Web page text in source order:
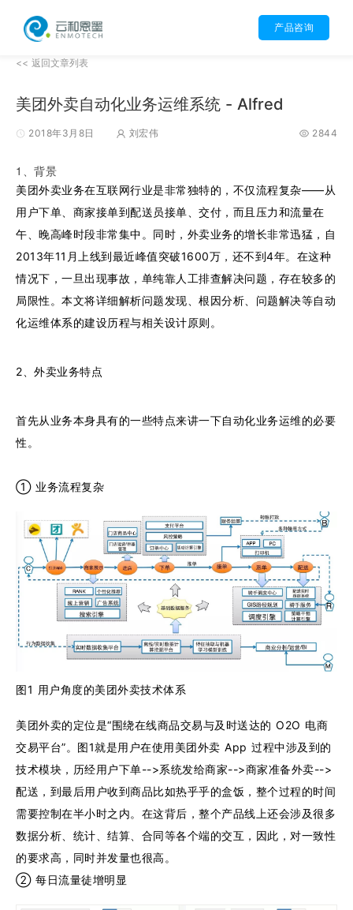
产品咨询
<< 返回文章列表
美团外卖自动化业务运维系统 - Alfred
2018年3月8日 刘宏伟 2844
1、背景
美团外卖业务在互联网行业是非常独特的，不仅流程复杂——从
用户下单、商家接单到配送员接单、交付，而且压力和流量在
午、晚高峰时段非常集中。同时，外卖业务的增长非常迅猛，自
2013年11月上线到最近峰值突破1600万，还不到4年。在这种
情况下，一旦出现事故，单纯靠人工排查解决问题，存在较多的
局限性。本文将详细解析问题发现、根因分析、问题解决等自动
化运维体系的建设历程与相关设计原则。
2、外卖业务特点
首先从业务本身具有的一些特点来讲一下自动化业务运维的必要
性。
① 业务流程复杂
图1 用户角度的美团外卖技术体系
美团外卖的定位是“围绕在线商品交易与及时送达的 O2O 电商
交易平台”。图1就是用户在使用美团外卖 App 过程中涉及到的
技术模块，历经用户下单-->系统发给商家-->商家准备外卖-->
配送，到最后用户收到商品比如热乎乎的盒饭，整个过程的时间
需要控制在半小时之内。在这背后，整个产品线上还会涉及很多
数据分析、统计、结算、合同等各个端的交互，因此，对一致性
的要求高，同时并发量也很高。
② 每日流量徒增明显